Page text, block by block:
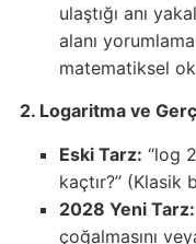
ulaştığı anı
alanı
matematiksel
2. Logaritma ve
Eski Tarz: “log
kaçtır?” (Klasik
2028 Yeni Tarz:
çoğalmasını